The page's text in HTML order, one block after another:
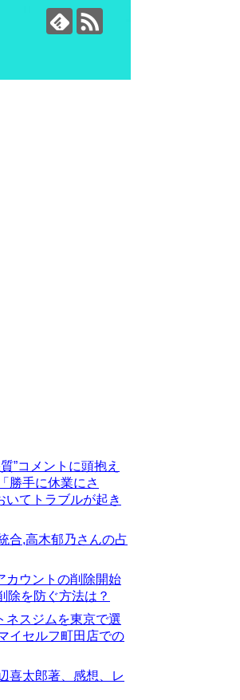
”コメントに頭抱え
勝手に休業にさ
てトラブルが起き
合,高木郁乃さんの占
カウントの削除開始
を防ぐ方法は？
ネスジムを東京で選
イセルフ町田店での
喜太郎著、感想、レ